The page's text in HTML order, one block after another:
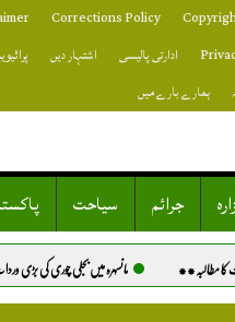
Corrections Policy
ادارتی پالیسی اشتہار دیں
ہمارے بارے میں
جرائم سیاحت
میں بجلی چوری کی بڑی وردات، ایف آئی اے کا چھاپہ.